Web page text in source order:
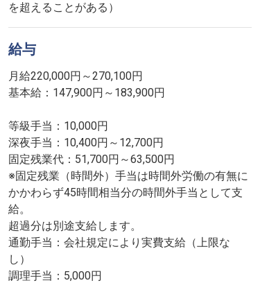
を超えることがある）
給与
月給220,000円～270,100円
基本給：147,900円～183,900円
等級手当：10,000円
深夜手当：10,400円～12,700円
固定残業代：51,700円～63,500円
※固定残業（時間外）手当は時間外労働の有無に
かかわらず45時間相当分の時間外手当として支
給。
超過分は別途支給します。
通勤手当：会社規定により実費支給（上限な
し）
調理手当：5,000円